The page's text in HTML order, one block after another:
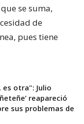
se suma,
de
pues tiene
es otra": Julio
reapareció
sus problemas de